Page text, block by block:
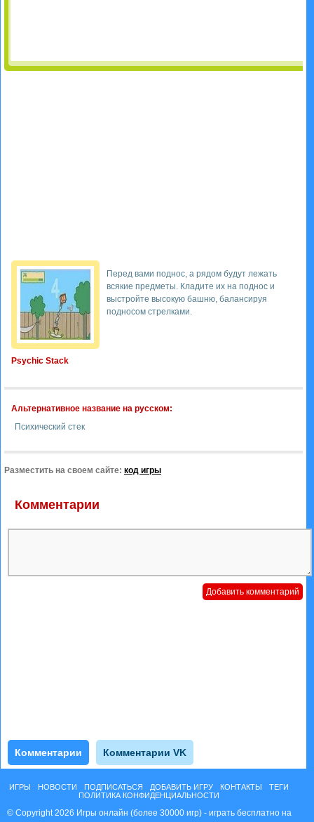
Psychic Stack
Перед вами поднос, а рядом будут лежать
всякие предметы. Кладите их на поднос и
выстройте высокую башню, балансируя
подносом стрелками.
Альтернативное название на русском:
Психический стек
Разместить на своем сайте: код игры
Комментарии
Комментарии Комментарии VK
ИГРЫ НОВОСТИ ПОДПИСАТЬСЯ ДОБАВИТЬ ИГРУ КОНТАКТЫ
ТЕГИ
ПОЛИТИКА КОНФИДЕНЦИАЛЬНОСТИ
© Copyright 2026 Игры онлайн (более 30000 игр) - играть бесплатно на